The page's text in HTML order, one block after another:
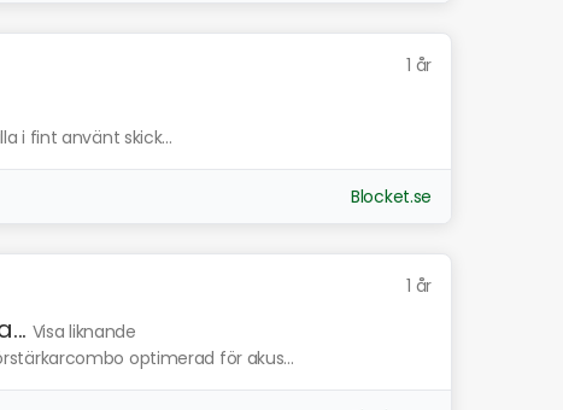
1 år
i fint använt skick...
Blocket.se
1 år
Visa liknande
optimerad för akus...